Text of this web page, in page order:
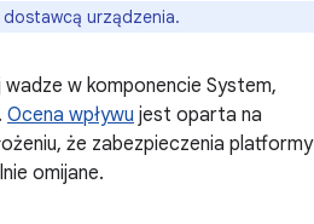
urządzenia.
w komponencie System,
Ocena wpływu jest oparta na
że zabezpieczenia platformy
omijane.